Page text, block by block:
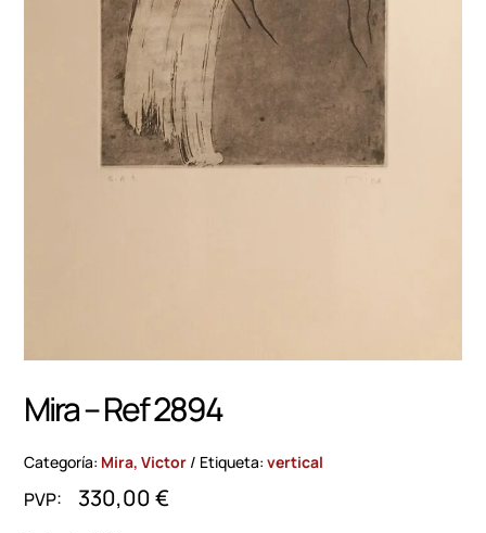
Mira – Ref 2894
Categoría: Mira, Victor Etiqueta:vertical
330,00€